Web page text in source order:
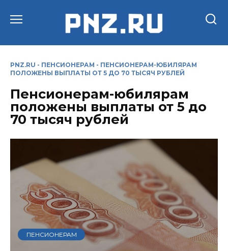
PNZ.RU - ПЕНСИОНЕРАМ - ПЕНСИОНЕРАМ-ЮБИЛЯРАМ
ПОЛОЖЕНЫ ВЫПЛАТЫ ОТ 5 ДО 70 ТЫСЯЧ РУБЛЕЙ
Пенсионерам-юбилярам
положены выплаты от 5 до
70 тысяч рублей
ПЕНСИОНЕРАМ